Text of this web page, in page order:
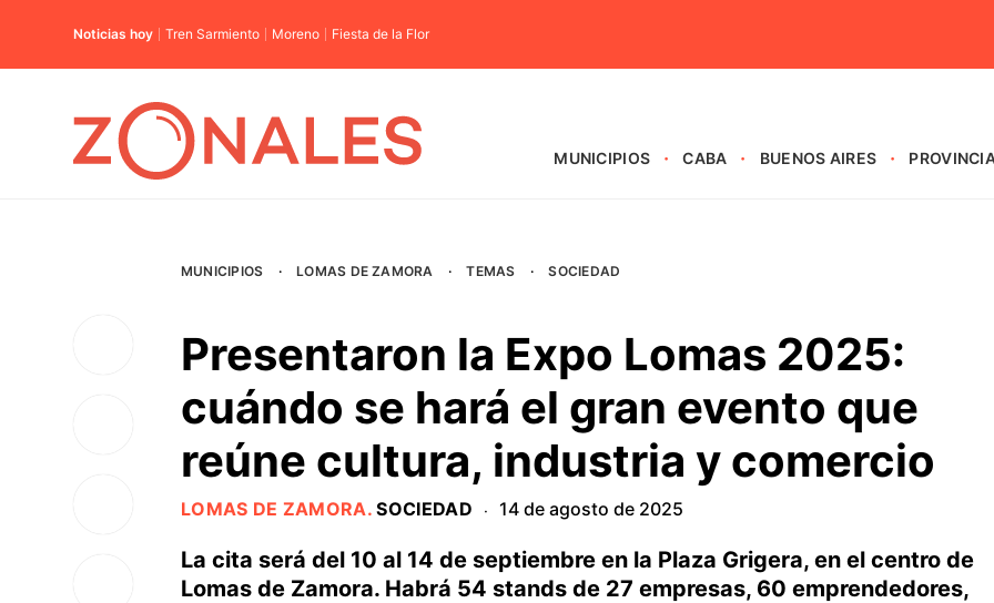
Noticias hoy Tren Sarmiento Moreno Fiesta de la Flor
MUNICIPIOS CABA BUENOS AIRES
MUNICIPIOS · LOMAS DE ZAMORA · TEMAS · SOCIEDAD
Presentaron la Expo Lomas 2025:
cuándo se hará el gran evento que
reúne cultura, industria y comercio
LOMAS DE ZAMORA.SOCIEDAD · 14 de agosto de 2025
La cita será del 10 al 14 de septiembre en la Plaza Grigera, en el centro de
Lomas de Zamora. Habrá 54 stands de 27 empresas, 60 emprendedores,